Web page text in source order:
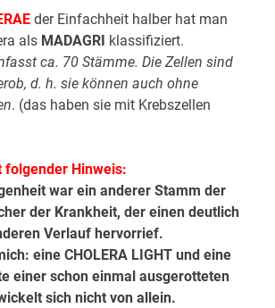
der Einfachheit halber hat man
als MADAGRI klassifiziert.
ca. 70 Stämme. Die Zellen sind
d. h. sie können auch ohne
. (das haben sie mit Krebszellen
folgender Hinweis:
war ein anderer Stamm der
der Krankheit, der einen deutlich
Verlauf hervorrief.
eine CHOLERA LIGHT und eine
einer schon einmal ausgerotteten
sich nicht von allein.